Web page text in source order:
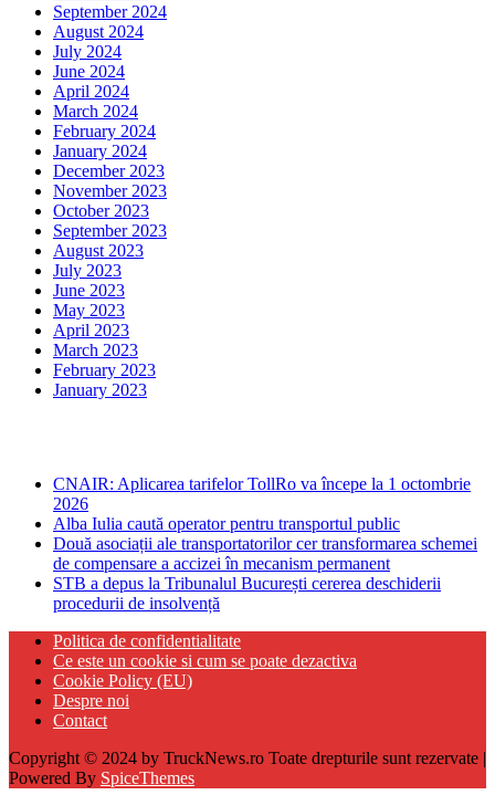
September 2024
August 2024
July 2024
June 2024
April 2024
March 2024
February 2024
January 2024
December 2023
November 2023
October 2023
September 2023
August 2023
July 2023
June 2023
May 2023
April 2023
March 2023
February 2023
January 2023
CNAIR: Aplicarea tarifelor TollRo va începe la 1 octombrie
2026
Alba Iulia caută operator pentru transportul public
Două asociații ale transportatorilor cer transformarea schemei
de compensare a accizei în mecanism permanent
STB a depus la Tribunalul București cererea deschiderii
procedurii de insolvență
Politica de confidentialitate
Ce este un cookie si cum se poate dezactiva
Cookie Policy (EU)
Despre noi
Contact
Copyright © 2024 by TruckNews.ro Toate drepturile sunt rezervate |
Powered By SpiceThemes